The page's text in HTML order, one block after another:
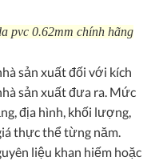
pvc 0.62mm chính hãng
sản xuất đối với kích
sản xuất đưa ra. Mức
địa hình, khối lượng,
thực thể từng năm.
liệu khan hiếm hoặc